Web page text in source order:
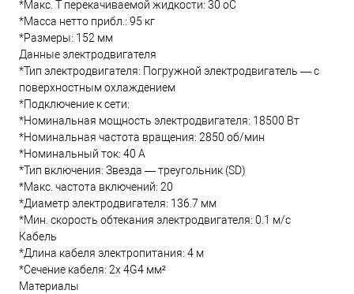
*Макс. T перекачиваемой жидкости: 30 oC
*Масса нетто прибл.: 95 кг
*Размеры: 152 мм
Данные электродвигателя
*Тип электродвигателя: Погружной электродвигатель — с
поверхностным охлаждением
*Подключение к сети:
*Номинальная мощность электродвигателя: 18500 Вт
*Номинальная частота вращения: 2850 об/мин
*Номинальный ток: 40 А
*Тип включения: Звезда — треугольник (SD)
*Макс. частота включений: 20
*Диаметр электродвигателя: 136.7 мм
*Мин. скорость обтекания электродвигателя: 0.1 м/с
Кабель
*Длина кабеля электропитания: 4 м
*Сечение кабеля: 2x 4G4 мм²
Материалы